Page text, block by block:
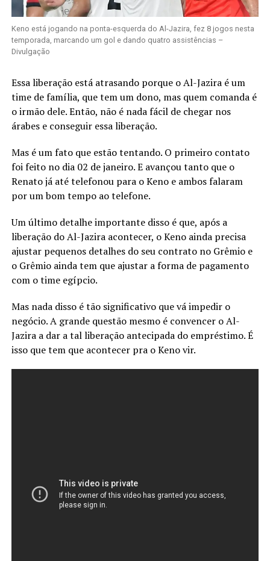
Keno está jogando na ponta-esquerda do Al-Jazira, fez 8 jogos nesta
temporada, marcando um gol e dando quatro assistências –
Divulgação
Essa liberação está atrasando porque o Al-Jazira é um
time de família, que tem um dono, mas quem comanda é
o irmão dele. Então, não é nada fácil de chegar nos
árabes e conseguir essa liberação.
Mas é um fato que estão tentando. O primeiro contato
foi feito no dia 02 de janeiro. E avançou tanto que o
Renato já até telefonou para o Keno e ambos falaram
por um bom tempo ao telefone.
Um último detalhe importante disso é que, após a
liberação do Al-Jazira acontecer, o Keno ainda precisa
ajustar pequenos detalhes do seu contrato no Grêmio e
o Grêmio ainda tem que ajustar a forma de pagamento
com o time egípcio.
Mas nada disso é tão significativo que vá impedir o
negócio. A grande questão mesmo é convencer o Al-
Jazira a dar a tal liberação antecipada do empréstimo. É
isso que tem que acontecer pra o Keno vir.